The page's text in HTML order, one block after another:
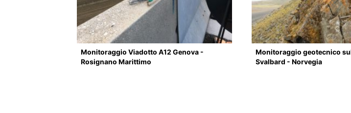
Monitoraggio Viadotto A12 Genova -
Rosignano Marittimo
Monitoraggio geotecnico
Svalbard - Norvegia